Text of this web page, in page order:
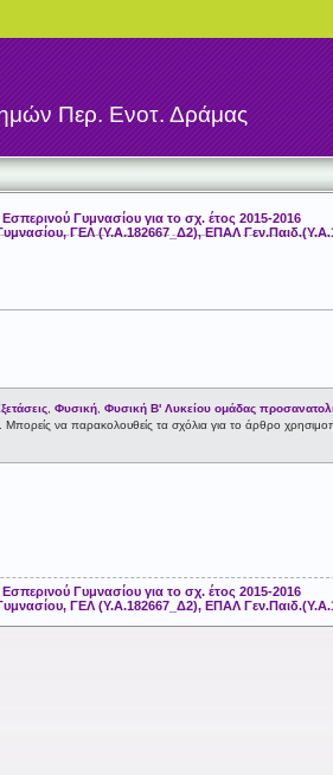
Περ. Ενοτ. Δράμας
Γυμνασίου για το σχ. έτος 2015-2016
ΓΕΛ (Υ.Α.182667_Δ2), ΕΠΑΛ
Φυσική Φυσική Β' Λυκείου ομάδας
. Μπορείς να παρακολουθείς τα σχόλια για το άρθρο
Γυμνασίου για το σχ. έτος 2015-2016
ΓΕΛ (Υ.Α.182667_Δ2), ΕΠΑΛ